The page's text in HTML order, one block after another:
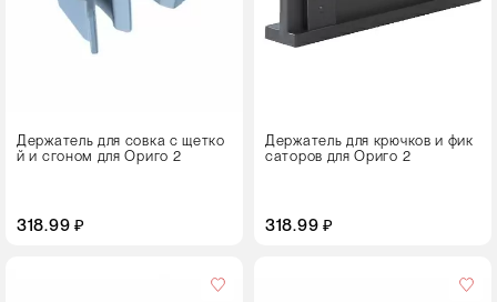
Держатель для совка с щетко
й и сгоном для Ориго 2
318.99 ₽
Держатель для крючков и фик
саторов для Ориго 2
318.99 ₽